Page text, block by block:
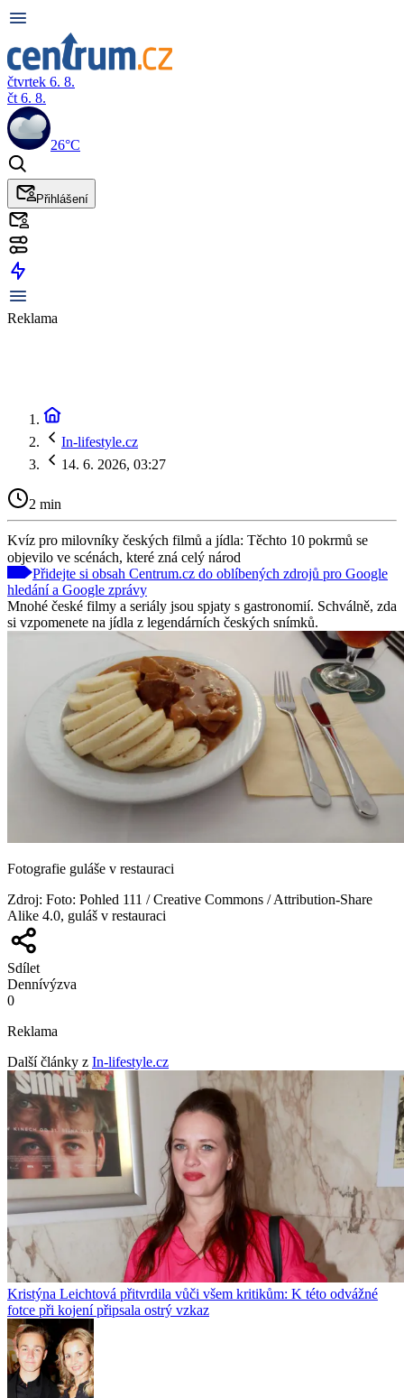
čtvrtek 6. 8.
čt 6. 8.
26°C
Přihlášení
Reklama
In-lifestyle.cz
14. 6. 2026, 03:27
2 min
Kvíz pro milovníky českých filmů a jídla: Těchto 10 pokrmů se
objevilo ve scénách, které zná celý národ
Přidejte si obsah Centrum.cz do oblíbených zdrojů pro Google
hledání a Google zprávy
Mnohé české filmy a seriály jsou spjaty s gastronomií. Schválně, zda
si vzpomenete na jídla z legendárních českých snímků.
Fotografie guláše v restauraci
Zdroj: Foto: Pohled 111 / Creative Commons / Attribution-Share
Alike 4.0, guláš v restauraci
Sdílet
Dennívýzva
0
Reklama
Další články z In-lifestyle.cz
Kristýna Leichtová přitvrdila vůči všem kritikům: K této odvážné
fotce při kojení připsala ostrý vzkaz